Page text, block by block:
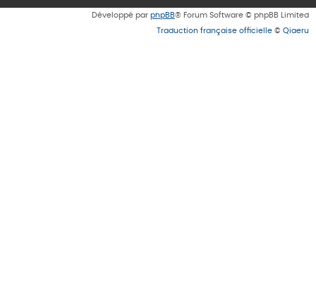
Développé par phpBB® Forum Software © phpBB Limited
Traduction française officielle © Qiaeru